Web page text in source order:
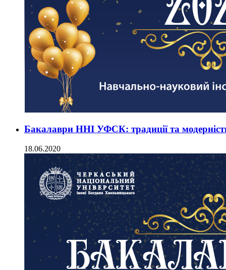
Бакалаври ННІ УФСК: традиції та
18.06.2020